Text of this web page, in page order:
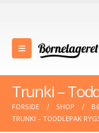
Trunki –
FORSIDE SHOP
TRUNKI – TODDLEPAK